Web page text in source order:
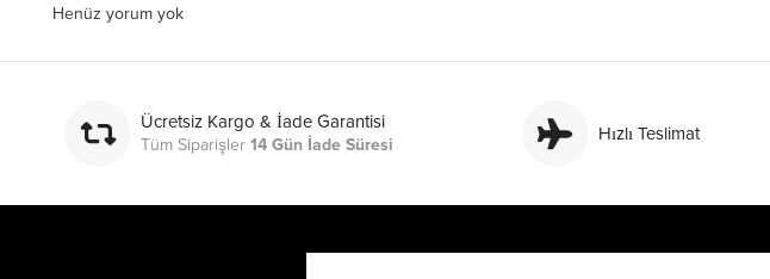
Henüz yorum yok
Ücretsiz Kargo & İade Garantisi
Tüm Siparişler14 Gün İade Süresi Hızlı Teslimat